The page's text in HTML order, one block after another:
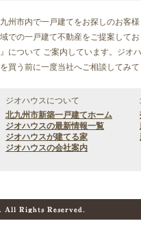
州市内で一戸建てをお探しのお客
での一戸建て不動産をご提案し
について ご案内しています。ジオ
買う前に一度当社へご相談してみ
ジオハウスについて
北九州市新築一戸建てホーム
ジオハウスの最新情報一覧
ジオハウスが建てる家
ジオハウスの会社案内